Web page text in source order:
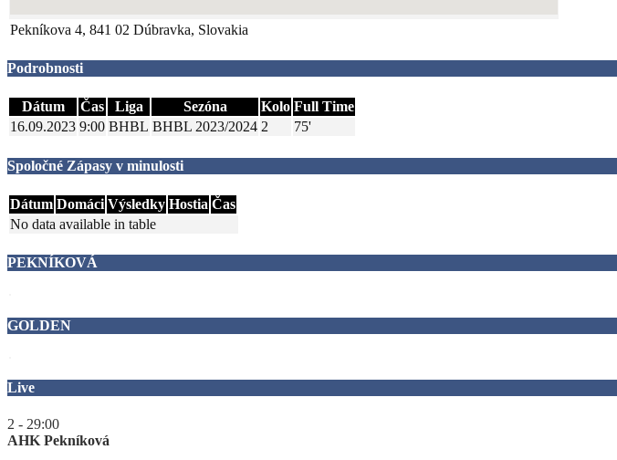
Pekníkova 4, 841 02 Dúbravka, Slovakia
Podrobnosti
Dátum Čas Liga Sezóna Kolo Full Time
16.09.2023 9:00 BHBL BHBL 2023/2024 2 75'
Spoločné Zápasy v minulosti
Dátum Domáci Výsledky Hostia Čas
No data available in table
PEKNÍKOVÁ
GOLDEN
Live
2 - 29:00
AHK Pekníková